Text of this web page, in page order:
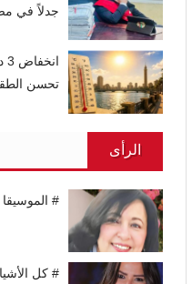
جدلاً في
تحسن
الرأى
# الموسيقا
# كل